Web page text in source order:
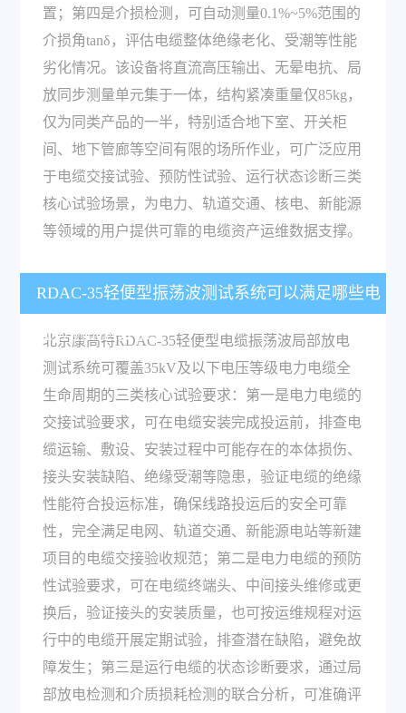
置；第四是介损检测，可自动测量0.1%~5%范围的
介损角tanδ，评估电缆整体绝缘老化、受潮等性能
劣化情况。该设备将直流高压输出、无晕电抗、局
放同步测量单元集于一体，结构紧凑重量仅85kg，
仅为同类产品的一半，特别适合地下室、开关柜
间、地下管廊等空间有限的场所作业，可广泛应用
于电缆交接试验、预防性试验、运行状态诊断三类
核心试验场景，为电力、轨道交通、核电、新能源
等领域的用户提供可靠的电缆资产运维数据支撑。
RDAC-35轻便型振荡波测试系统可以满足哪些电
缆检测试验要求？
北京康高特RDAC-35轻便型电缆振荡波局部放电
测试系统可覆盖35kV及以下电压等级电力电缆全
生命周期的三类核心试验要求：第一是电力电缆的
交接试验要求，可在电缆安装完成投运前，排查电
缆运输、敷设、安装过程中可能存在的本体损伤、
接头安装缺陷、绝缘受潮等隐患，验证电缆的绝缘
性能符合投运标准，确保线路投运后的安全可靠
性，完全满足电网、轨道交通、新能源电站等新建
项目的电缆交接验收规范；第二是电力电缆的预防
性试验要求，可在电缆终端头、中间接头维修或更
换后，验证接头的安装质量，也可按运维规程对运
行中的电缆开展定期试验，排查潜在缺陷，避免故
障发生；第三是运行电缆的状态诊断要求，通过局
部放电检测和介质损耗检测的联合分析，可准确评